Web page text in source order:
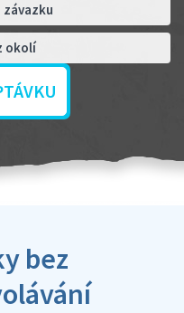
závazku
okolí
bez